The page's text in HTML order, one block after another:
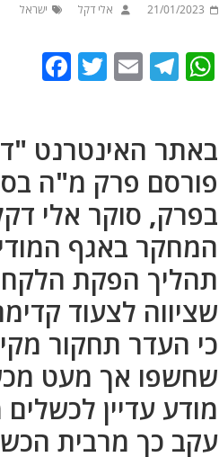
21/01/2023 אלי דקל ישראל
W
s
A
p
p
T
g
ra
m
E
l
T
er
e
b
o
o
k
באתר האינטרנט
פורסם פרק מ"ה
בפרק, סוקר אלי
המחקר באגף
תהליך הפקת
שציווה לצעוד
כי העדר תחקור
שחשפו אך מעט
מודע עדיין
עקב כך מרבית